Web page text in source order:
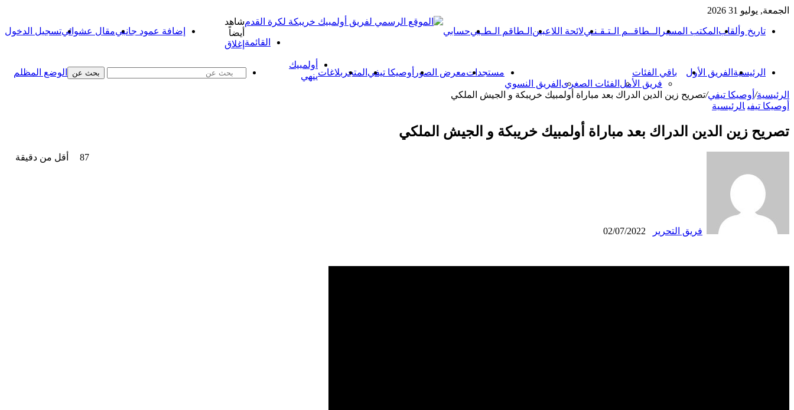
الجمعة, يوليو 31 2026
تاريخ وألقاب المكتب المسير الــطاقــم الـتـقـنـيلائحة اللاعبين الـطاقم الـطـبيحسابي تسجيل الدخولمقال عشوائيإضافة عمود جانبي
القائمة
الرئيسية الفريق الأول
باقي الفئات
فريق الأمل الفئات الصغرى الفريق النسوي
مستجداتمعرض الصور أوصيكا تيفي المتجر بلاغات الوضع المظلم بحث عن
الرئيسية/ أوصيكا تيفي/تصريح زين الدين الدراك بعد مباراة أولمبيك خريبكة و الجيش الملكي
أوصيكا تيفي الرئيسية
تصريح زين الدين الدراك بعد مباراة أولمبيك خريبكة و الجيش الملكي
فريق التحرير 02/07/2022
87 أقل من دقيقة
شاهد
أيضاً
إغلاق
أولمبيك
ينهي